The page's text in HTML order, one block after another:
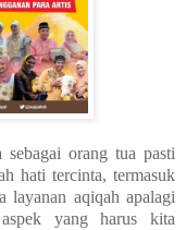
sebagai orang tua pasti
hati tercinta, termasuk
layanan aqiqah apalagi
yang harus kita